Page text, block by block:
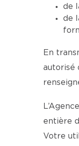
de
de
En
autorisé
entière
Votre